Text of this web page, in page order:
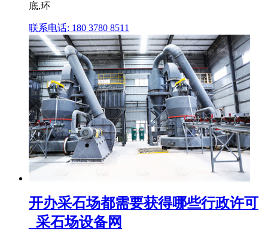
底,环
联系电话: 180 3780 8511
开办采石场都需要获得哪些行政许可
_采石场设备网